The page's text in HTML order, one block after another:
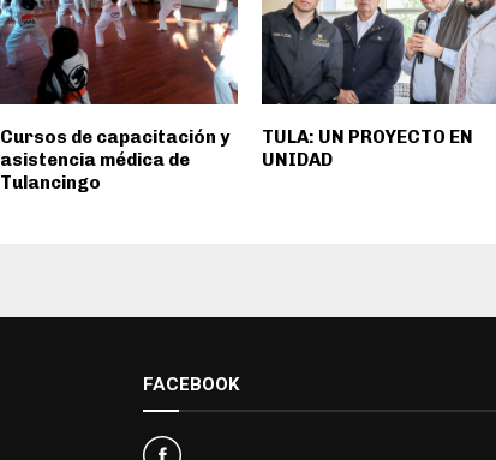
Cursos de capacitación y
asistencia médica de
Tulancingo
TULA: UN PROYECTO EN
UNIDAD
FACEBOOK